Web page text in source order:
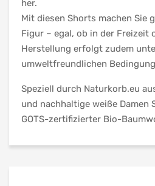
her.
Mit diesen Shorts machen Sie
Figur – egal, ob in der Freizeit
Herstellung erfolgt zudem
umweltfreundlichen
Speziell durch Naturkorb.eu
und nachhaltige weiße Damen
GOTS-zertifizierter Bio-